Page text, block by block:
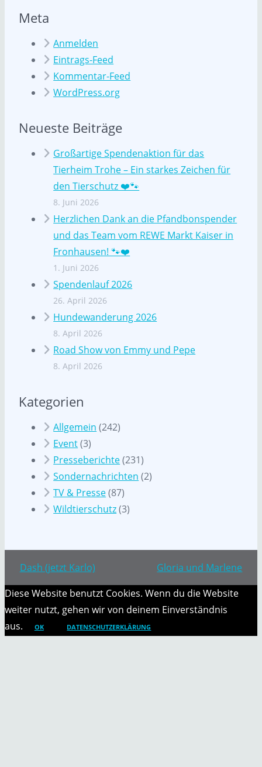
Meta
Anmelden
Eintrags-Feed
Kommentar-Feed
WordPress.org
Neueste Beiträge
Großartige Spendenaktion für das
Tierheim Trohe – Ein starkes Zeichen für
den Tierschutz ❤️🐾
8. Juni 2026
Herzlichen Dank an die Pfandbonspender
und das Team vom REWE Markt Kaiser in
Fronhausen! 🐾❤️
1. Juni 2026
Spendenlauf 2026
26. April 2026
Hundewanderung 2026
8. April 2026
Road Show von Emmy und Pepe
8. April 2026
Kategorien
Allgemein (242)
Event(3)
Presseberichte(231)
Sondernachrichten (2)
TV & Presse(87)
Wildtierschutz(3)
Dash (jetzt Karlo)
Gloria und Marlene
Diese Website benutzt Cookies. Wenn du die Website
weiter nutzt, gehen wir von deinem Einverständnis
aus.
OK DATENSCHUTZERKLÄRUNG